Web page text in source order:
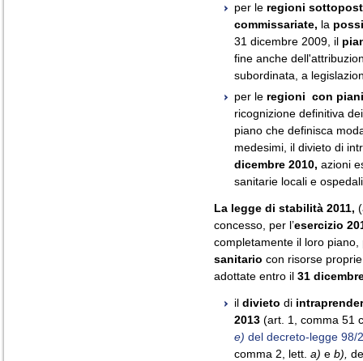
per le regioni
commissariate, la
31 dicembre 2009, il
fine anche
subordinata, a
per le regioni con
ricognizione definitiva
piano che definisca
medesimi, il divieto di
dicembre 2010, azioni
sanitarie locali e
La legge di stabilità 2011,
concesso, per l’esercizio
completamente il loro
sanitario con risorse
adottate entro il 31
il divieto di
2013 (art. 1, comma 51
e) del decreto-legge 98/
comma 2, lett. a) e b),